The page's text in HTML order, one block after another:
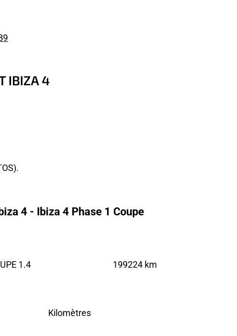
IBIZA 4
4 - Ibiza 4 Phase 1 Coupe
1.4
Kilomètres
199224 km